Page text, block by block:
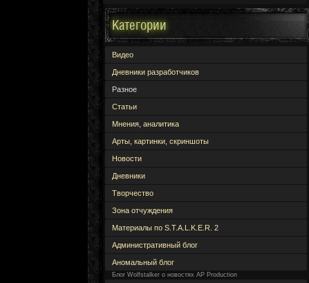
Категории
Видео
Дневники разработчиков
Разное
Статьи
Мнения, аналитика
Арты, картинки, скриншоты
Новости
Дневники
Творчество
Зона отчуждения
Материалы по S.T.A.L.K.E.R. 2
Административный блог
Аномальный блог
Блог Wolfstalker о новостях AP Production